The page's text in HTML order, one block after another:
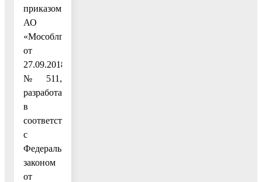
приказом
АО
«Мособлгаз»
от
27.09.2018
№ 511,
разработанного
в
соответствии
с
Федеральным
законом
от